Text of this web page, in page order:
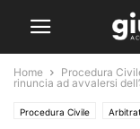
Home Procedura
rinuncia ad avvalersi
Procedura Civile